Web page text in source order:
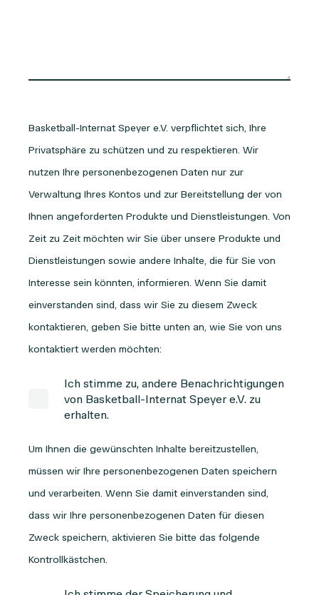
Basketball-Internat Speyer e.V. verpflichtet sich, Ihre
Privatsphäre zu schützen und zu respektieren. Wir
nutzen Ihre personenbezogenen Daten nur zur
Verwaltung Ihres Kontos und zur Bereitstellung der von
Ihnen angeforderten Produkte und Dienstleistungen. Von
Zeit zu Zeit möchten wir Sie über unsere Produkte und
Dienstleistungen sowie andere Inhalte, die für Sie von
Interesse sein könnten, informieren. Wenn Sie damit
einverstanden sind, dass wir Sie zu diesem Zweck
kontaktieren, geben Sie bitte unten an, wie Sie von uns
kontaktiert werden möchten:
Ich stimme zu, andere Benachrichtigungen
von Basketball-Internat Speyer e.V. zu
erhalten.
Um Ihnen die gewünschten Inhalte bereitzustellen,
müssen wir Ihre personenbezogenen Daten speichern
und verarbeiten. Wenn Sie damit einverstanden sind,
dass wir Ihre personenbezogenen Daten für diesen
Zweck speichern, aktivieren Sie bitte das folgende
Kontrollkästchen.